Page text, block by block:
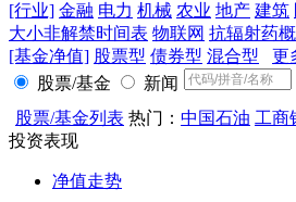
[行业] 金融 电力 机械 农业 地产 建筑
大小非解禁时间表 物联网 抗辐射药
[基金净值] 股票型 债券型 混合型
更
股票/基金
新闻
股票/基金列表 热门： 中国石油 工商
投资表现
净值走势